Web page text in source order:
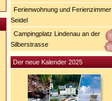
Ferienwohnung und Ferienzimmer
Seidel
Campingplatz Lindenau an der
Silberstrasse
Der neue Kalender 2025